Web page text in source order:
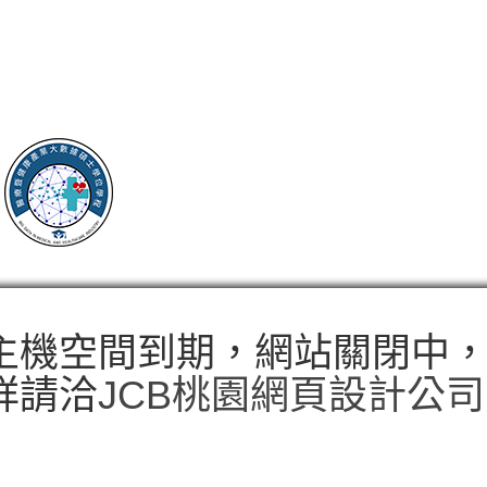
機空間到期，網站關閉中
請洽JCB桃園網頁設計公司